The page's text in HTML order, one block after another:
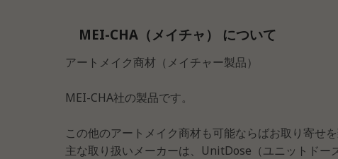
MEI-CHA（メイチャ） について
アートメイク商材（メイチャー製品）
MEI-CHA社の製品です。
この他のアートメイク商材も可能ならばお取り寄せ
主な取り扱いメーカーは、UnitDose（ユニットドー